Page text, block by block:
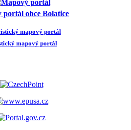
portál obce Bolatice
mapový portál